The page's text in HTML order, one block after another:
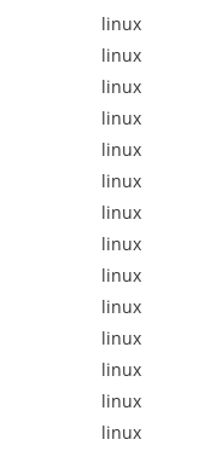
linux
linux
linux
linux
linux
linux
linux
linux
linux
linux
linux
linux
linux
linux